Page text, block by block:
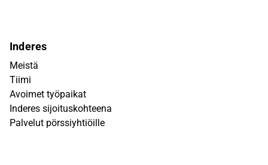
Inderes
Meistä
Tiimi
Avoimet työpaikat
Inderes sijoituskohteena
Palvelut pörssiyhtiöille